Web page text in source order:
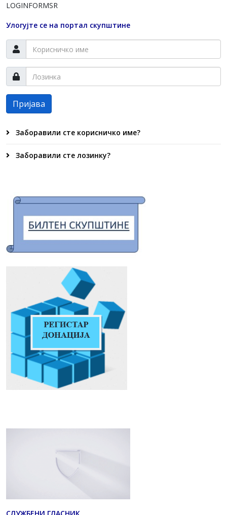
LOGINFORMSR
Улогујте се на портал скупштине
Пријава
Заборавили сте корисничко име?
Заборавили сте лозинку?
СЛУЖБЕНИ ГЛАСНИК